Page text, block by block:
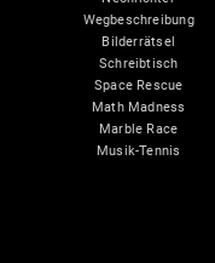
Wegbeschreibung
Bilderrätsel
Schreibtisch
Space Rescue
Math Madness
Marble Race
Musik-Tennis